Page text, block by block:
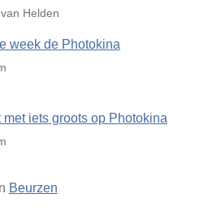
Helden
week de Photokina
iets groots op Photokina
Beurzen